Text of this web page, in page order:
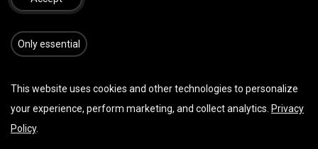
DATUM & UHRZEIT
08:15 12:15( Europe/Berlin)
Zu Kalender hinzufügen
​​​Only essential
This website uses cookies and other technologies to personalize
your experience, perform marketing, and collect analytics. Privacy
Policy.